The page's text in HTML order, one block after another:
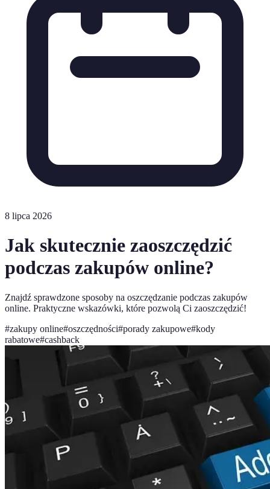
8 lipca 2026
Jak skutecznie zaoszczędzić
podczas zakupów online?
Znajdź sprawdzone sposoby na oszczędzanie podczas zakupów
online. Praktyczne wskazówki, które pozwolą Ci zaoszczędzić!
#zakupy online#oszczędności#porady zakupowe#kody
rabatowe#cashback